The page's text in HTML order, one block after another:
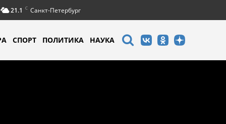
21.1 C Санкт-Петербург
СПОРТ ПОЛИТИКА НАУКА